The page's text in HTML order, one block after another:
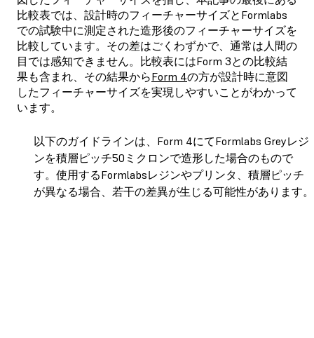
比較表では、設計時のフィーチャーサイズとFormlabs
での試験中に測定された造形後のフィーチャーサイズを
比較しています。その差はごくわずかで、通常は人間の
目では感知できません。比較表にはForm 3との比較結
果も含まれ、その結果からForm 4の方が設計時に意図
したフィーチャーサイズを実現しやすいことがわかって
います。
以下のガイドラインは、Form 4にてFormlabs Greyレジ
ンを積層ピッチ50ミクロンで造形した場合のもので
す。使用するFormlabsレジンやプリンタ、積層ピッチ
が異なる場合、若干の差異が生じる可能性があります。